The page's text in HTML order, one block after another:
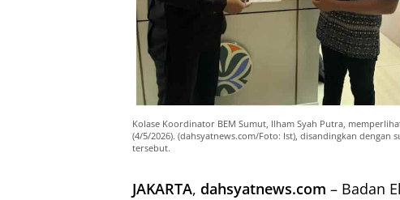
Kolase Koordinator BEM Sumut, Ilham Syah Putra,
(4/5/2026). (dahsyatnews.com/Foto: Ist), disandingkan
tersebut.
JAKARTA, dahsyatnews.com – Badan